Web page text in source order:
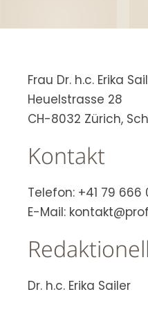
Frau Dr. h.c. Erika
Heuelstrasse 28
CH-8032 Zürich,
Kontakt
Telefon: +41 79 666
E-Mail:
Dr. h.c. Erika Sailer